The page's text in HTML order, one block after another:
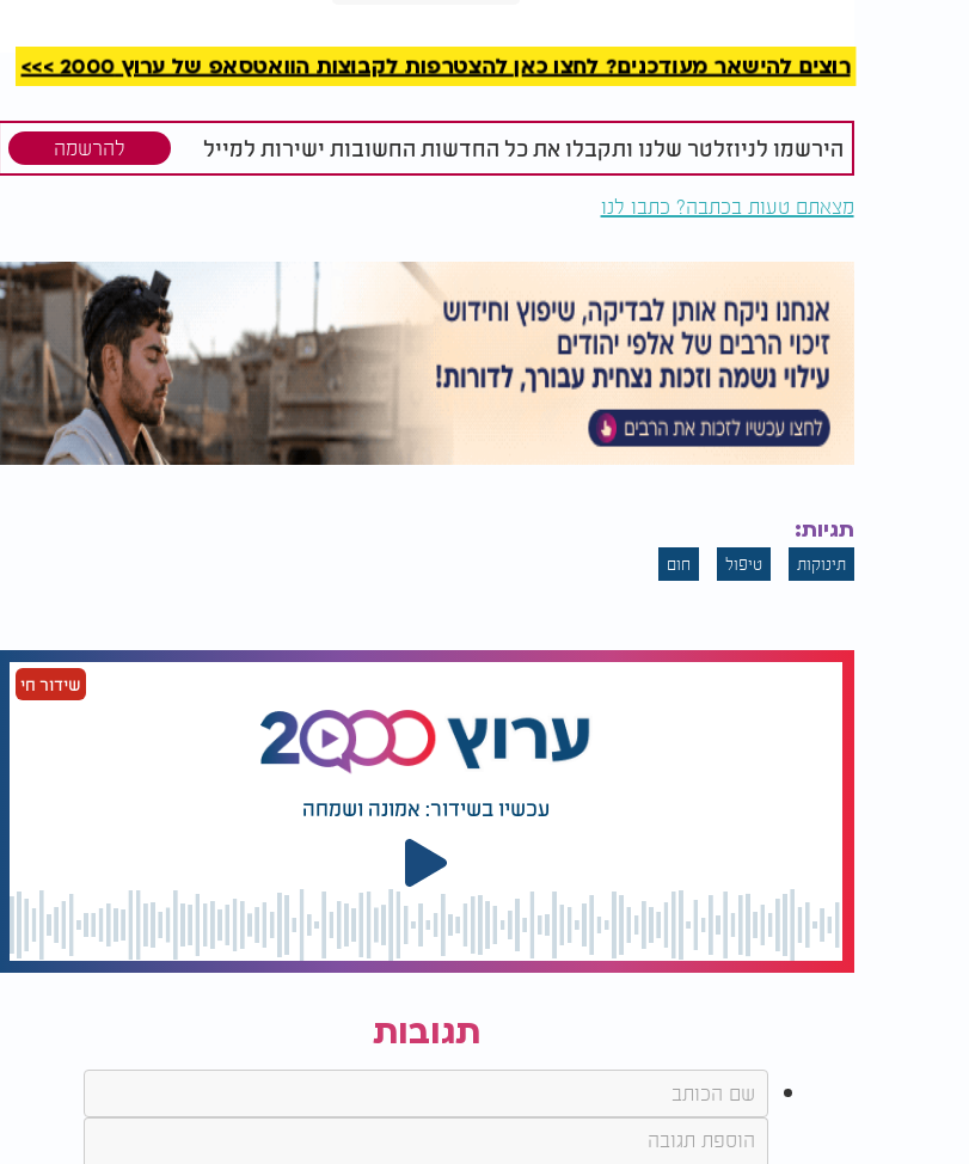
משך קדחת ויראלית בילדים
משך הזמן של חום ויראלי בילדים יכול להשתנות בהתאם לנגיף הספציפי הגורם לזיהום. בדרך
כלל, רוב החום הנגיפי בילדים נמשך מספר ימים עד שבוע. עם זאת, חשוב לציין כי התגובה של
כל ילד לזיהום יכולה להיות שונה. אם החום נמשך מעבר למשך הצפוי או אם התסמינים
מחמירים, יש לפנות לטיפול רפואי.
הבנת חום גבוה אצל תינוקות, במיוחד חום ויראלי, חיונית להורים לספק טיפול מתאים ולפנות
לטיפול רפואי בעת הצורך. על ידי מעקב צמוד אחר התסמינים, מתן טיפול מתאים ופנייה לטיפול
חירום כאשר יש צורך בכך, ההורים יכולים להבטיח את רווחתם ובריאותם של תינוקם.
המלצות נוספות
מפניו
רוצים להישאר מעודכנים? לחצו כאן להצטרפות לקבוצות הוואטסאפ של ערוץ 2000 >>>
הירשמו לניוזלטר שלנו ותקבלו את כל החדשות החשובות ישירות למייל להרשמה
מצאתם טעות בכתבה? כתבו לנו
תגיות:
תינוקות טיפול חום
שידור חי
עכשיו בשידור: אמונה ושמחה
תגובות